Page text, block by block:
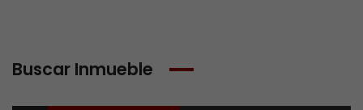
Buscar Inmueble